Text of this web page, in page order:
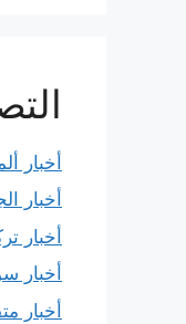
أخبار
أخبار
أخبار
أخبار
أخبار